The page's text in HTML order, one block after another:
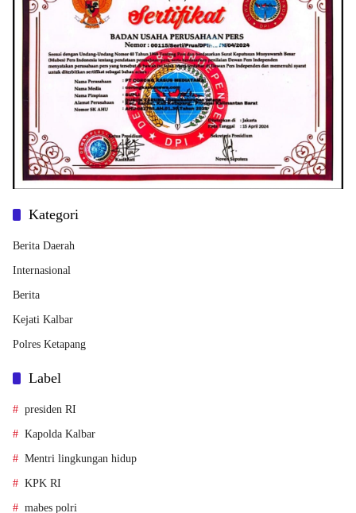
Kategori
Berita Daerah
Internasional
Berita
Kejati Kalbar
Polres Ketapang
Label
presiden RI
Kapolda Kalbar
Mentri lingkungan hidup
KPK RI
mabes polri